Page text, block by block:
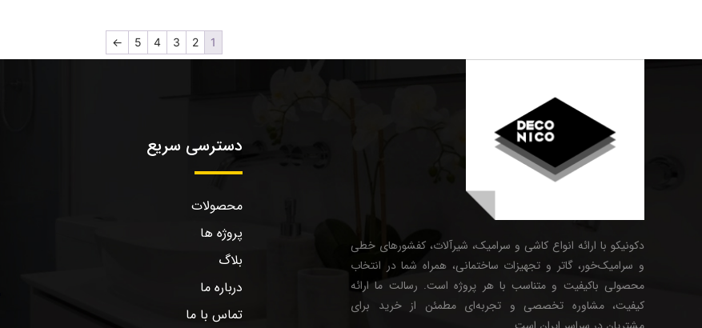
1
2
3
4
5
←
دکونیکو با ارائه انواع کاشی و سرامیک، شیرآلات، کفشورهای خطی
و سرامیک‌خور، گاتر و تجهیزات ساختمانی، همراه شما در انتخاب
محصولی باکیفیت و متناسب با هر پروژه است. رسالت ما ارائه
کیفیت، مشاوره تخصصی و تجربه‌ای مطمئن از خرید برای
دسترسی سریع
محصولات
پروژه ها
بلاگ
درباره ما
تماس با ما